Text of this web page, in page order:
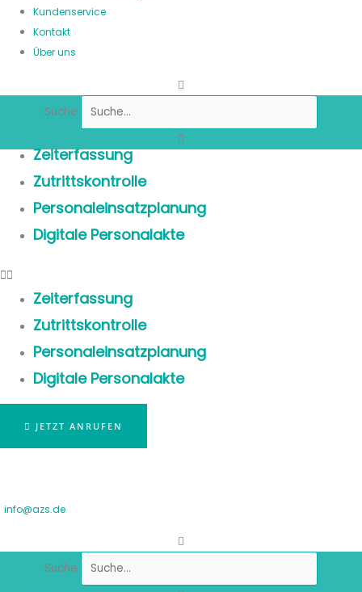
Kundenservice
Kontakt
Über uns
Suche
Zeiterfassung
Zutrittskontrolle
Personaleinsatzplanung
Digitale Personalakte
Zeiterfassung
Zutrittskontrolle
Personaleinsatzplanung
Digitale Personalakte
JETZT ANRUFEN
info@azs.de
Suche